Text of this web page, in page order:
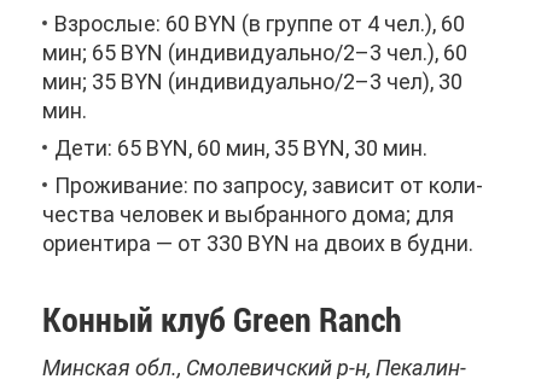
Взрос­лые: 60 BYN (в груп­пе от 4 чел.), 60
мин; 65 BYN (ин­ди­ви­ду­аль­но/2–3 чел.), 60
мин; 35 BYN (ин­ди­ви­ду­аль­но/2–3 чел), 30
мин.
Де­ти: 65 BYN, 60 мин, 35 BYN, 30 мин.
Про­жи­ва­ние: по за­про­су, за­ви­сит от ко­ли­
че­ства че­ло­век и вы­бран­но­го до­ма; для
ори­ен­ти­ра — от 330 BYN на дво­их в буд­ни.
Кон­ный клуб Green Ranch
Мин­ская обл., Смо­ле­вич­ский р-н, Пе­ка­лин­